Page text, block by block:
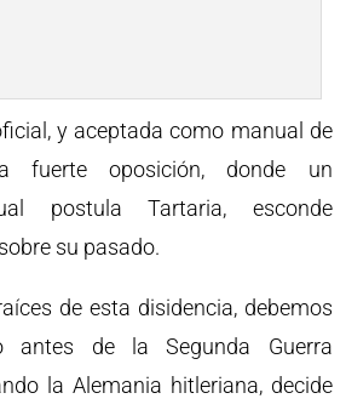
y aceptada como manual de
fuerte oposición, donde un
postula Tartaria, esconde
su pasado.
de esta disidencia, debemos
antes de la Segunda Guerra
la Alemania hitleriana, decide